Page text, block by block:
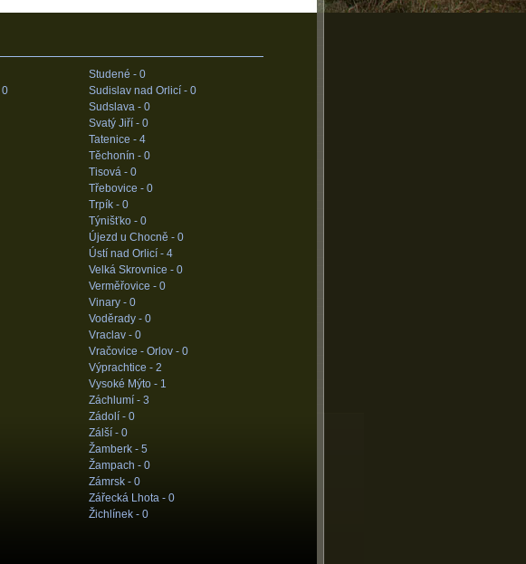
0
Studené - 0
Sudislav nad Orlicí - 0
Sudslava - 0
Svatý Jiří - 0
Tatenice - 4
Těchonín - 0
Tisová - 0
Třebovice - 0
Trpík - 0
Týnišťko - 0
Újezd u Chocně - 0
Ústí nad Orlicí - 4
Velká Skrovnice - 0
Verměřovice - 0
Vinary - 0
Voděrady - 0
Vraclav - 0
Vračovice - Orlov - 0
Výprachtice - 2
Vysoké Mýto - 1
Záchlumí - 3
Zádolí - 0
Zálší - 0
Žamberk - 5
Žampach - 0
Zámrsk - 0
Zářecká Lhota - 0
Žichlínek - 0